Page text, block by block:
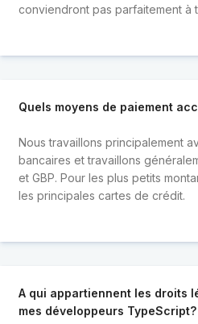
conviendront pas parfaitement à
Quels moyens de paiement
Nous travaillons principalement
bancaires et travaillons
et GBP. Pour les plus petits
les principales cartes de crédit.
A qui appartiennent les droits
mes développeurs TypeScript?